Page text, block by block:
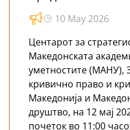
10 May 2026
Центарот за
Македонската
уметностите (МАНУ),
кривично право и
Македонија и
друштво, на 12 мај
почеток во 11:00